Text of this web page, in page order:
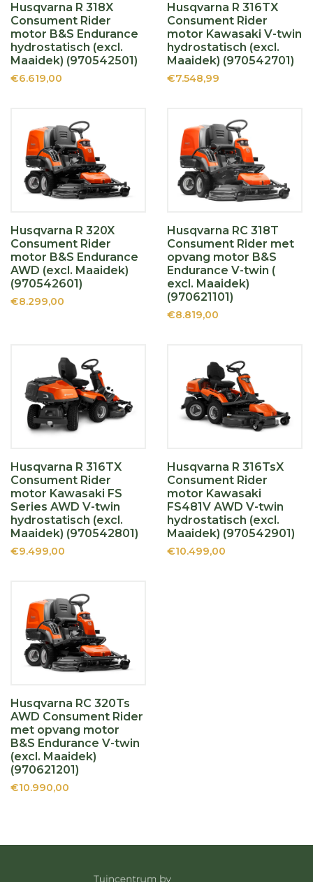
Husqvarna R 318X
Consument Rider
motor B&S Endurance
hydrostatisch (excl.
Maaidek) (970542501)
€6.619,00
Husqvarna R 316TX
Consument Rider
motor Kawasaki V-twin
hydrostatisch (excl.
Maaidek) (970542701)
€7.548,99
Husqvarna R 320X
Consument Rider
motor B&S Endurance
AWD (excl. Maaidek)
(970542601)
€8.299,00
Husqvarna RC 318T
Consument Rider met
opvang motor B&S
Endurance V-twin (
excl. Maaidek)
(970621101)
€8.819,00
Husqvarna R 316TX
Consument Rider
motor Kawasaki FS
Series AWD V-twin
hydrostatisch (excl.
Maaidek) (970542801)
€9.499,00
Husqvarna R 316TsX
Consument Rider
motor Kawasaki
FS481V AWD V-twin
hydrostatisch (excl.
Maaidek) (970542901)
€10.499,00
Husqvarna RC 320Ts
AWD Consument Rider
met opvang motor
B&S Endurance V-twin
(excl. Maaidek)
(970621201)
€10.990,00